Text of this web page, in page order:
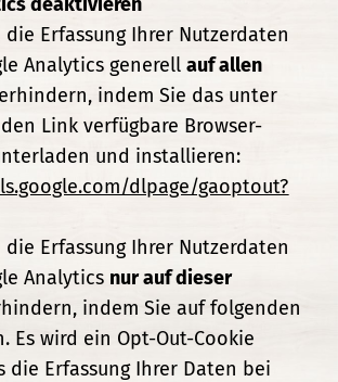
Erfassung Ihrer Nutzerdaten
Analytics generellauf allen
indem Sie das unter
Link verfügbare Browser-
und installieren:
dlpage/gaoptout?
Erfassung Ihrer Nutzerdaten
Analytics nur auf dieser
indem Sie auf folgenden
Es wird ein Opt-Out-Cookie
die Erfassung Ihrer Daten bei